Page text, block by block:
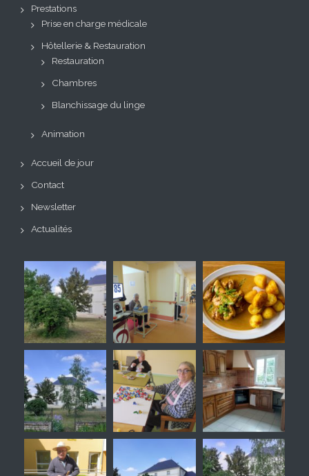
Prestations
Prise en charge médicale
Hôtellerie & Restauration
Restauration
Chambres
Blanchissage du linge
Animation
Accueil de jour
Contact
Newsletter
Actualités